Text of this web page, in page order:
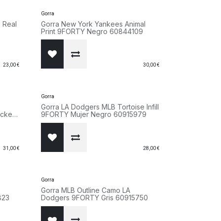
23,00€
Gorra
Gorra New York Yankees Animal
Print 9FORTY Negro 60844109
30,00€
31,00€
Gorra
Gorra LA Dodgers MLB Tortoise Infill
9FORTY Mujer Negro 60915979
28,00€
Gorra
Gorra MLB Outline Camo LA
Dodgers 9FORTY Gris 60915750